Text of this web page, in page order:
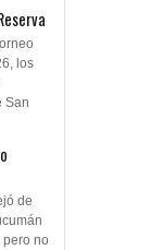
los
San
de
pero no